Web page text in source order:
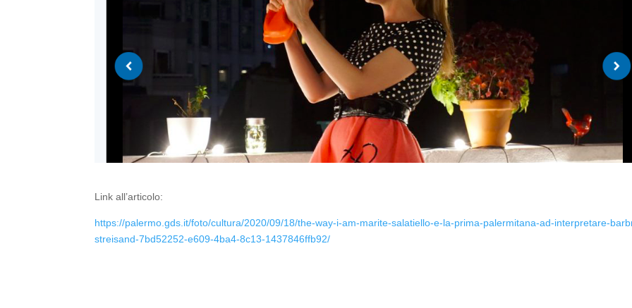
Link all’articolo:
https://palermo.gds.it/foto/cultura/2020/09/18/the-way-i-am-marite-salatiello-e-la-prima-palermitana-ad-interpretare-
streisand-7bd52252-e609-4ba4-8c13-1437846ffb92/